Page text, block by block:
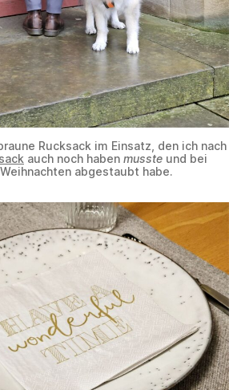
Rucksack im Einsatz, den ich nach
auch noch haben musste und bei
abgestaubt habe.